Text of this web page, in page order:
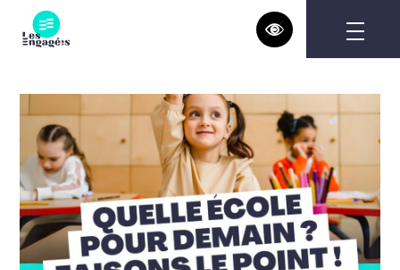
content